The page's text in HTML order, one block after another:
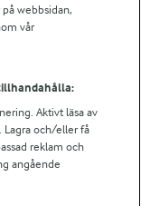
webbsidan,
vår
Aktivt läsa av
Lagra och/eller få
reklam och
angående